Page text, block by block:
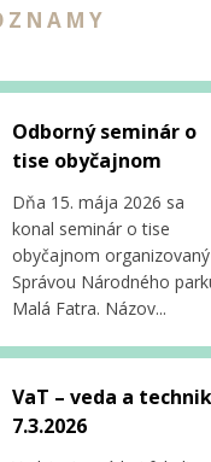
Odborný seminár o
tise obyčajnom
Dňa 15. mája 2026 sa
konal seminár o tise
obyčajnom organizovaný
Správou Národného
Malá Fatra. Názov...
VaT – veda a
7.3.2026